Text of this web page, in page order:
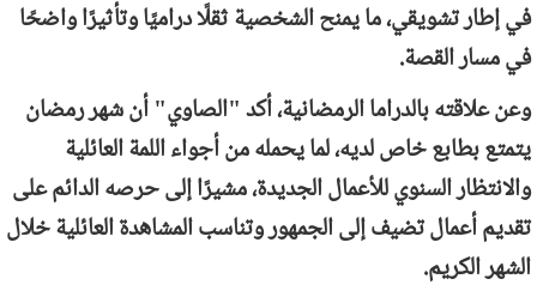
في إطار تشويقي، ما يمنح الشخصية ثقلًا دراميًا وتأثيرًا واضحًا
في مسار القصة.
وعن علاقته بالدراما الرمضانية، أكد "الصاوي" أن شهر رمضان
يتمتع بطابع خاص لديه، لما يحمله من أجواء اللمة العائلية
والانتظار السنوي للأعمال الجديدة، مشيرًا إلى حرصه الدائم على
تقديم أعمال تضيف إلى الجمهور وتناسب المشاهدة العائلية خلال
الشهر الكريم.